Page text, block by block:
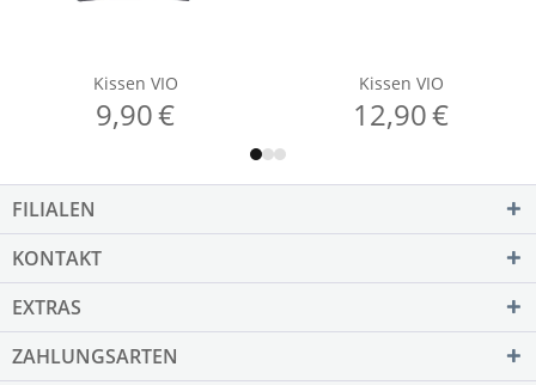
FILIALEN
KONTAKT
EXTRAS
ZAHLUNGSARTEN